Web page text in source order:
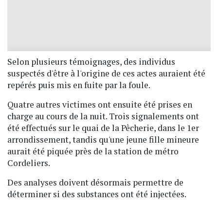
Selon plusieurs témoignages, des individus
suspectés d'être à l'origine de ces actes auraient été
repérés puis mis en fuite par la foule.
Quatre autres victimes ont ensuite été prises en
charge au cours de la nuit. Trois signalements ont
été effectués sur le quai de la Pêcherie, dans le 1er
arrondissement, tandis qu'une jeune fille mineure
aurait été piquée près de la station de métro
Cordeliers.
Des analyses doivent désormais permettre de
déterminer si des substances ont été injectées.